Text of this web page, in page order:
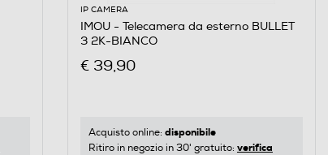
IP CAMERA
IMOU - Telecamera da esterno BULLET
3 2K-BIANCO
€ 39,90
Acquisto online: disponibile
Ritiro in negozio in 30' gratuito: verifica